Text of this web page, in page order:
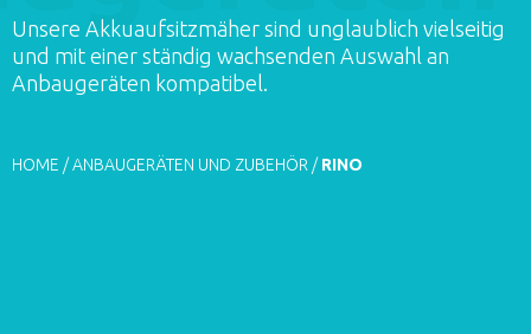
Unsere Akkuaufsitzmäher sind unglaublich vielseitig
und mit einer ständig wachsenden Auswahl an
Anbaugeräten kompatibel.
HOME /ANBAUGERÄTEN UND ZUBEHÖR / RINO